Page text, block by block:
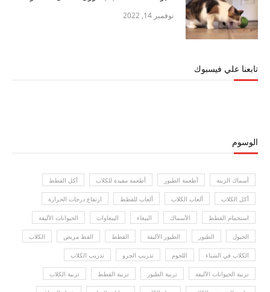
نوفمبر 14, 2022
تابعنا علي فيسبوك
الوسوم
أسماك الزينة أطعمة الطيور أطعمة مفيدة للكلاب أكل القطط
أكل الكلاب ألعاب الكلاب ألعاب للقطط ارتفاع درجات الحرارة
استحمام القطط الأسماك الببغاء الببغاوات الحيوانات الأليفة
الخيول الطيور الطيور الأليفة القطط القط مريض الكلاب
الكلاب في الشتاء اللحوم تدريب الجرو تدريب الكلاب
تربية الحيوانات الأليفة تربية الطيور تربية القطط تربية الكلاب